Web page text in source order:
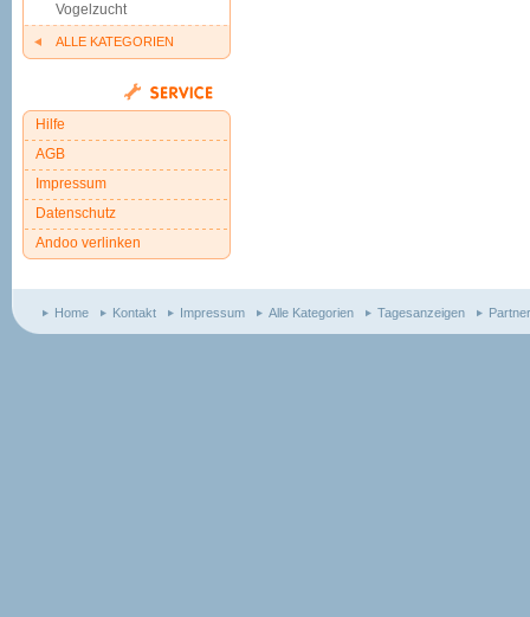
Vogelzucht
ALLE KATEGORIEN
Hilfe
AGB
Impressum
Datenschutz
Andoo verlinken
Home Kontakt Impressum Alle Kategorien Tagesanzeigen Partner